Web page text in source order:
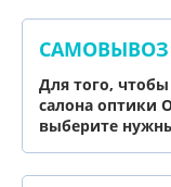
САМОВЫВОЗ
Для того, чтобы
салона оптики
выберите